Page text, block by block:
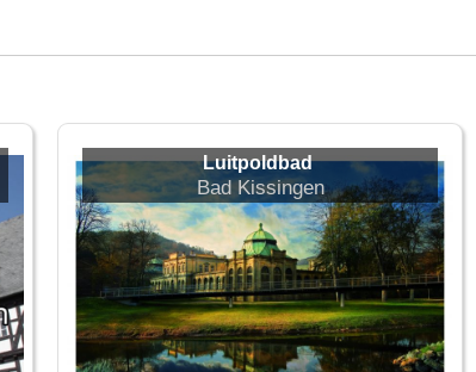
Luitpoldbad
Bad Kissingen